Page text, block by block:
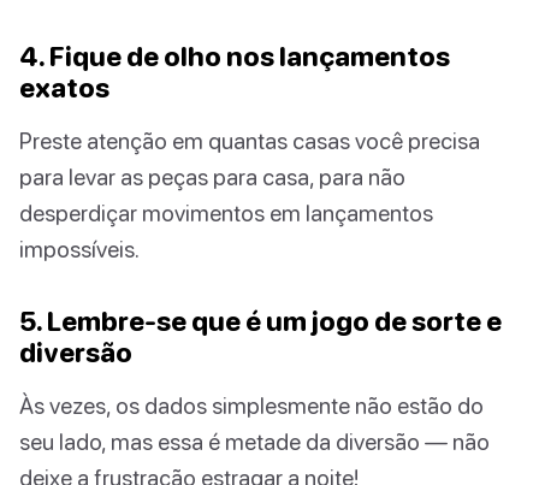
4. Fique de olho nos lançamentos
exatos
Preste atenção em quantas casas você precisa
para levar as peças para casa, para não
desperdiçar movimentos em lançamentos
impossíveis.
5. Lembre-se que é um jogo de sorte e
diversão
Às vezes, os dados simplesmente não estão do
seu lado, mas essa é metade da diversão — não
deixe a frustração estragar a noite!